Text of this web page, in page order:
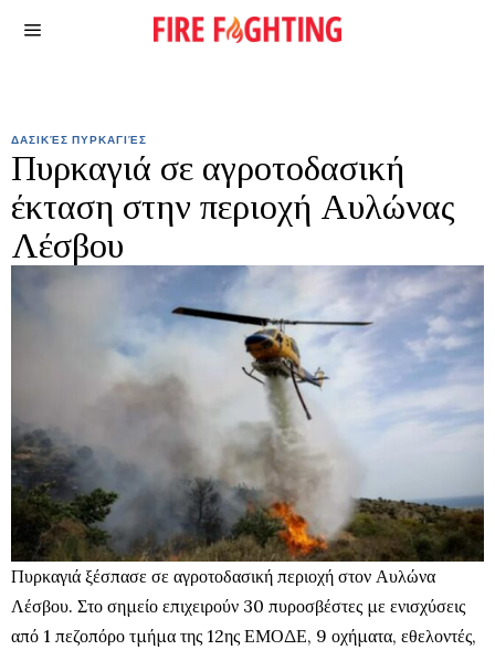
ΔΑΣΙΚΈΣ ΠΥΡΚΑΓΙΈΣ
Πυρκαγιά σε αγροτοδασική
έκταση στην περιοχή Αυλώνας
Λέσβου
Πυρκαγιά ξέσπασε σε αγροτοδασική περιοχή στον Αυλώνα
Λέσβου. Στο σημείο επιχειρούν 30 πυροσβέστες με ενισχύσεις
από 1 πεζοπόρο τμήμα της 12ης ΕΜΟΔΕ, 9 οχήματα, εθελοντές,